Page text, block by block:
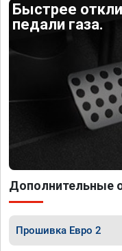
Быстрее
педали газа.
Дополнительные
Прошивка Евро 2